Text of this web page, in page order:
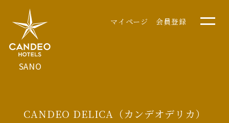
SANO
マイページ 会員登録
CANDEO DELICA（カンデオデリカ）